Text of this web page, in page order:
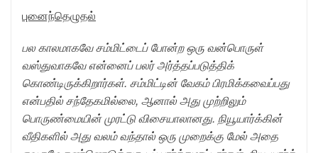
புனைந்தெழுதல்
பல காலமாகவே சம்மிட்டைப் போன்ற ஒரு வன்பொருள்
வஸ்துவாகவே என்னைப் பலர் அர்த்தப்படுத்திக்
கொண்டிருக்கிறார்கள். சம்மிட்டின் வேகம் பிரமிக்கவைப்பது
என்பதில் சந்தேகமில்லை, ஆனால் அது முற்றிலும்
பொருண்மையின் முரட்டு விசையாலானது. நியூயார்க்கின்
வீதிகளில் அது வலம் வந்தால் ஒரு முறைக்கு மேல் அதை